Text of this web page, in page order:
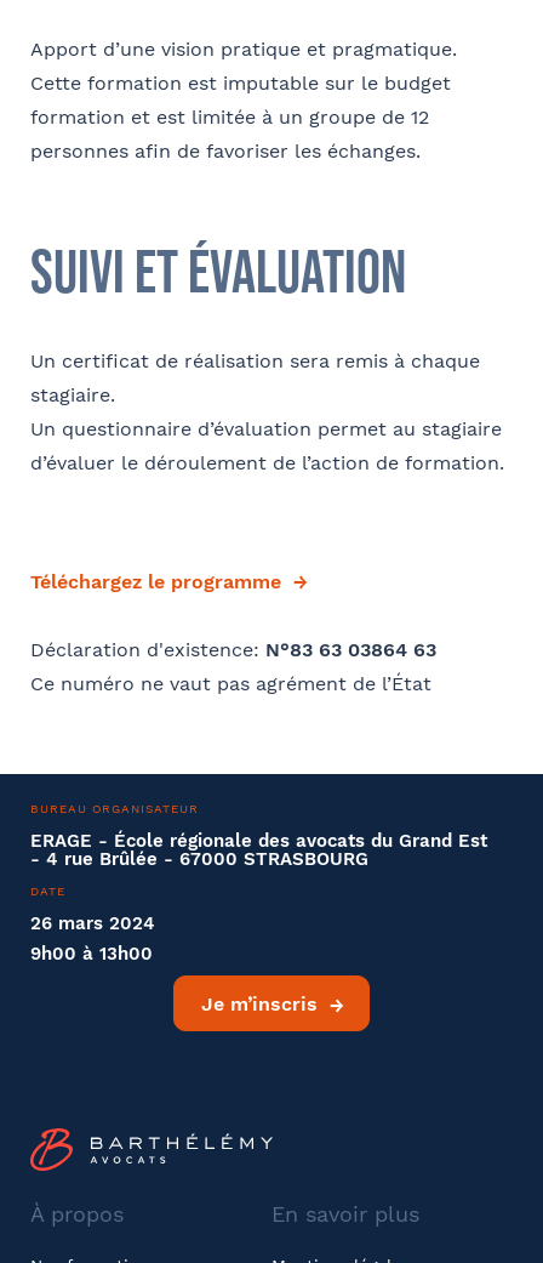
Apport d’une vision pratique et pragmatique.
Cette formation est imputable sur le budget
formation et est limitée à un groupe de 12
personnes afin de favoriser les échanges.
suivi et évaluation
Un certificat de réalisation sera remis à chaque
stagiaire.
Un questionnaire d’évaluation permet au stagiaire
d’évaluer le déroulement de l’action de formation.
Téléchargez le programme
Déclaration d'existence: N°83 63 03864 63
Ce numéro ne vaut pas agrément de l’État
BUREAU ORGANISATEUR
ERAGE - École régionale des avocats du Grand Est
- 4 rue Brûlée - 67000 STRASBOURG
DATE
26 mars 2024
9h00 à 13h00
Je m’inscris
À propos En savoir plus
Bureau formateur
du cabinetFACULTATIF
Conformément à la loi « informatique et libertés » du 6 janvier 1978
modifiée en 2004, vous bénéficiez d’un droit d’accès et de